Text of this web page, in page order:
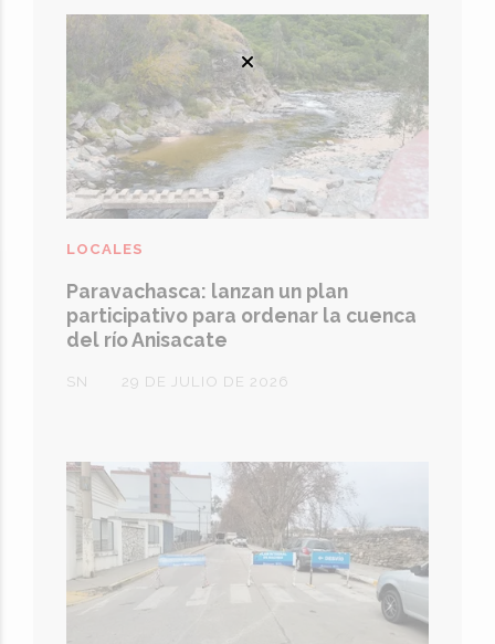
Paravachasca: lanzan un plan
participativo para ordenar la cuenca
del río Anisacate
SN
LOCALES
29 DE JULIO DE 2026